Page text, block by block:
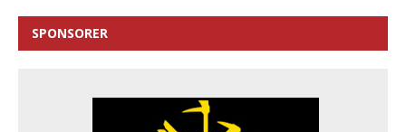
SPONSORER